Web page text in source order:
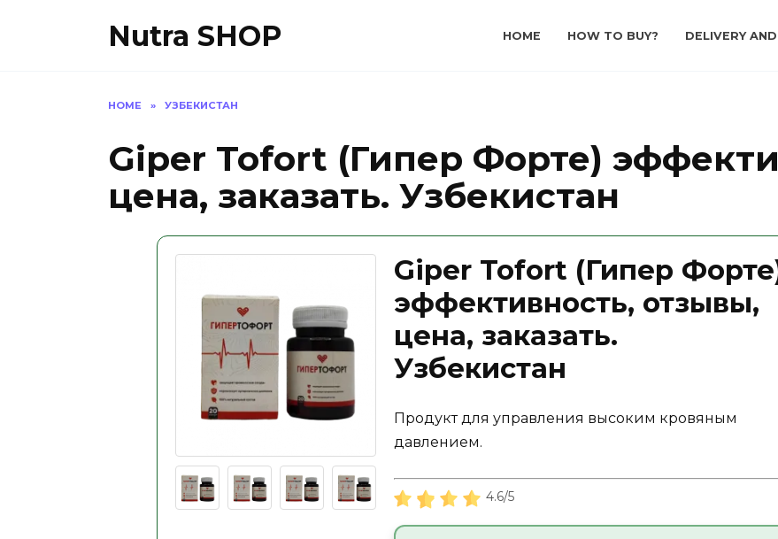
Nutra SHOP HOME HOW TO BUY? DELIVERY
HOME » УЗБЕКИСТАН
Giper Tofort (Гипер Форте)
цена, заказать. Узбекистан
Giper Tofort (Гипер
эффективность, отзывы,
цена, заказать.
Узбекистан
Продукт для управления высоким кровяным
давлением.
4.6/5